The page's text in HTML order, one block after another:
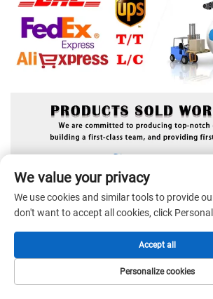
We value your privacy
We use cookies and similar tools to provide
don't want to accept all cookies, click
Personalize cookies
Accept all